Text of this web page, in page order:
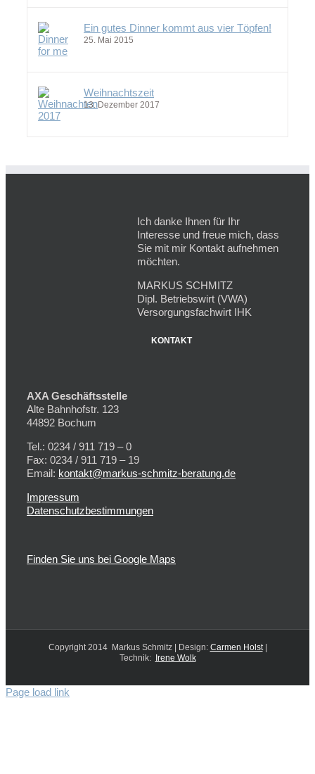
Ein gutes Dinner kommt aus vier Töpfen!
25. Mai 2015
Weihnachtszeit
13. Dezember 2017
Ich danke Ihnen für Ihr
Interesse und freue mich, dass
Sie mit mir Kontakt aufnehmen
möchten.
MARKUS SCHMITZ
Dipl. Betriebswirt (VWA)
Versorgungsfachwirt IHK
KONTAKT
AXA Geschäftsstelle
Alte Bahnhofstr. 123
44892 Bochum
Tel.: 0234 / 911 719 – 0
Fax: 0234 / 911 719 – 19
Email: kontakt@markus-schmitz-beratung.de
Impressum
Datenschutzbestimmungen
Finden Sie uns bei Google Maps
Copyright 2014 Markus Schmitz | Design: Carmen Holst|
Technik: Irene Wolk
Page load link